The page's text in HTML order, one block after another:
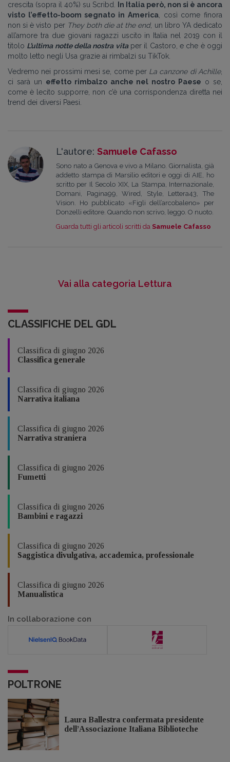
crescita (sopra il 40%) su Scribd.
In Italia però, non si è ancora
visto l’effetto-boom segnato in America, così come finora
non si è visto per They both die at the end, un libro YA dedicato
all’amore tra due giovani ragazzi uscito in Italia nel 2019 con il
titolo L’ultima notte della nostra vitaper il Castoro, e che è oggi
molto letto negli Usa grazie ai rimbalzi su TikTok.
Vedremo nei prossimi mesi se, come per La canzone di Achille,
ci sarà un effetto rimbalzo anche nel nostro Paese o se,
come è lecito supporre, non c’è una corrispondenza diretta nei
trend dei diversi Paesi.
L'autore: Samuele Cafasso
Sono nato a Genova e vivo a Milano. Giornalista, già
addetto stampa di Marsilio editori e oggi di AIE, ho
scritto per Il Secolo XIX, La Stampa, Internazionale,
Domani, Pagina99, Wired, Style, Lettera43, The
Vision. Ho pubblicato «Figli dell’arcobaleno» per
Donzelli editore. Quando non scrivo, leggo. O nuoto.
Guarda tutti gli articoli scritti da Samuele Cafasso
Vai alla categoria Lettura
CLASSIFICHE DEL GDL
Classifica di giugno 2026
Classifica generale
Classifica di giugno 2026
Narrativa italiana
Classifica di giugno 2026
Narrativa straniera
Classifica di giugno 2026
Fumetti
Classifica di giugno 2026
Bambini e ragazzi
Classifica di giugno 2026
Saggistica divulgativa, accademica, professionale
Classifica di giugno 2026
Manualistica
In collaborazione con
POLTRONE
Laura Ballestra confermata presidente
dell’Associazione Italiana Biblioteche